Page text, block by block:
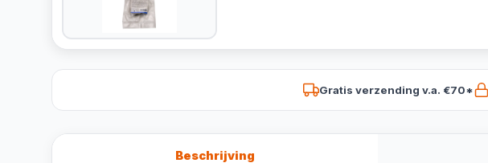
Gratis verzending v.a. €70*
Beschrijving